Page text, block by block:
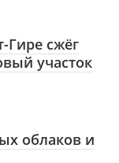
Гире сжëг
участок
облаков и